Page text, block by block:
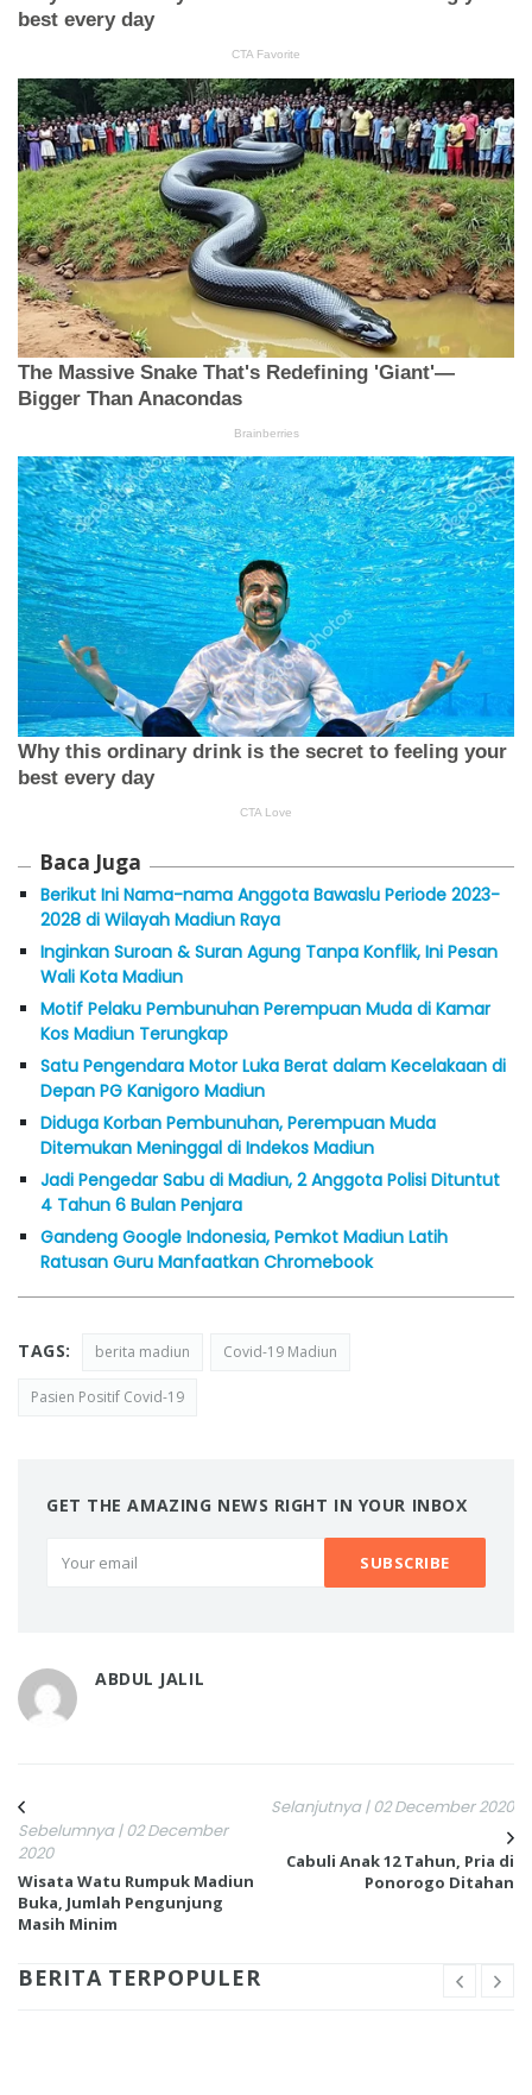
Baca Juga
Berikut Ini Nama-nama Anggota Bawaslu Periode 2023-
2028 di Wilayah Madiun Raya
Inginkan Suroan & Suran Agung Tanpa Konflik, Ini Pesan
Wali Kota Madiun
Motif Pelaku Pembunuhan Perempuan Muda di Kamar
Kos Madiun Terungkap
Satu Pengendara Motor Luka Berat dalam Kecelakaan di
Depan PG Kanigoro Madiun
Diduga Korban Pembunuhan, Perempuan Muda
Ditemukan Meninggal di Indekos Madiun
Jadi Pengedar Sabu di Madiun, 2 Anggota Polisi Dituntut
4 Tahun 6 Bulan Penjara
Gandeng Google Indonesia, Pemkot Madiun Latih
Ratusan Guru Manfaatkan Chromebook
TAGS: berita madiun Covid-19 Madiun
Pasien Positif Covid-19
GET THE AMAZING NEWS RIGHT IN YOUR INBOX
ABDUL JALIL
Sebelumnya | 02 December
2020
Wisata Watu Rumpuk Madiun
Buka, Jumlah Pengunjung
Masih Minim
Selanjutnya | 02 December 2020
Cabuli Anak 12 Tahun, Pria di
Ponorogo Ditahan
BERITA TERPOPULER